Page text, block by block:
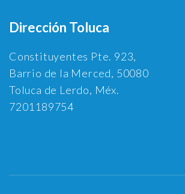
Dirección Toluca
Constituyentes Pte. 923,
Barrio de la Merced, 50080
Toluca de Lerdo, Méx.
7201189754